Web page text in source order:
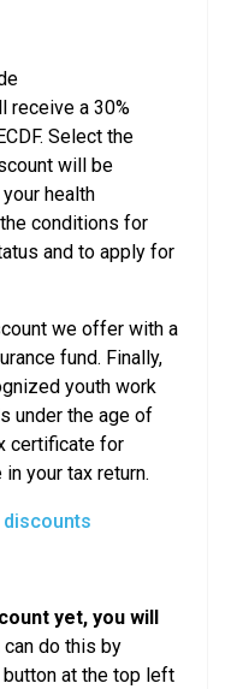
receive a 30%
Select the
will be
health
conditions for
and to apply for
we offer with a
fund. Finally,
youth work
under the age of
certificate for
your tax return.
yet, you will
can do this by
at the top left